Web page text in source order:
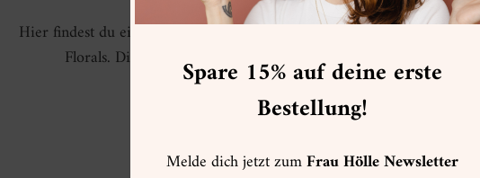
Hier findest du eineÜbersicht verschiedener Gestaltungsideenmit
Florals. Die dafür verwendeten Produkte findest du im
Frau
Spare 15% auf deine erste
Bestellung!
Melde dich jetzt zumFrau Hölle Newsletter